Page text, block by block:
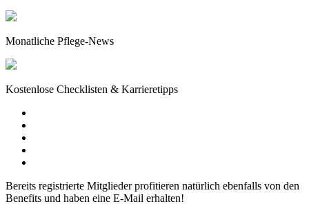
Monatliche Pflege-News
Kostenlose Checklisten & Karrieretipps
Bereits registrierte Mitglieder profitieren natürlich ebenfalls von den
Benefits und haben eine E-Mail erhalten!